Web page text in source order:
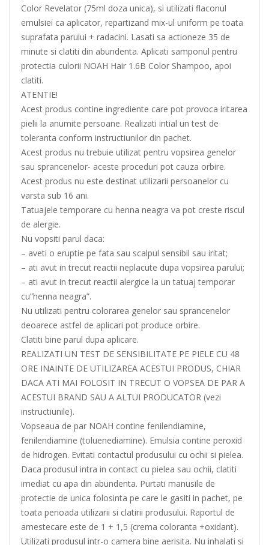
Color Revelator (75ml doza unica), si utilizati flaconul
emulsiei ca aplicator, repartizand mix-ul uniform pe toata
suprafata parului + radacini. Lasati sa actioneze 35 de
minute si clatiti din abundenta. Aplicati samponul pentru
protectia culorii NOAH Hair 1.6B Color Shampoo, apoi
clatiti.
ATENTIE!
Acest produs contine ingrediente care pot provoca iritarea
pielii la anumite persoane. Realizati intial un test de
toleranta conform instructiunilor din pachet.
Acest produs nu trebuie utilizat pentru vopsirea genelor
sau sprancenelor- aceste proceduri pot cauza orbire.
Acest produs nu este destinat utilizarii persoanelor cu
varsta sub 16 ani.
Tatuajele temporare cu henna neagra va pot creste riscul
de alergie.
Nu vopsiti parul daca:
– aveti o eruptie pe fata sau scalpul sensibil sau iritat;
– ati avut in trecut reactii neplacute dupa vopsirea parului;
– ati avut in trecut reactii alergice la un tatuaj temporar
cu”henna neagra”.
Nu utilizati pentru colorarea genelor sau sprancenelor
deoarece astfel de aplicari pot produce orbire.
Clatiti bine parul dupa aplicare.
REALIZATI UN TEST DE SENSIBILITATE PE PIELE CU 48
ORE INAINTE DE UTILIZAREA ACESTUI PRODUS, CHIAR
DACA ATI MAI FOLOSIT IN TRECUT O VOPSEA DE PAR A
ACESTUI BRAND SAU A ALTUI PRODUCATOR (vezi
instructiunile).
Vopseaua de par NOAH contine fenilendiamine,
fenilendiamine (toluenediamine). Emulsia contine peroxid
de hidrogen. Evitati contactul produsului cu ochii si pielea.
Daca produsul intra in contact cu pielea sau ochii, clatiti
imediat cu apa din abundenta. Purtati manusile de
protectie de unica folosinta pe care le gasiti in pachet, pe
toata perioada utilizarii si clatirii produsului. Raportul de
amestecare este de 1 + 1,5 (crema coloranta +oxidant).
Utilizati produsul intr-o camera bine aerisita. Nu inhalati si